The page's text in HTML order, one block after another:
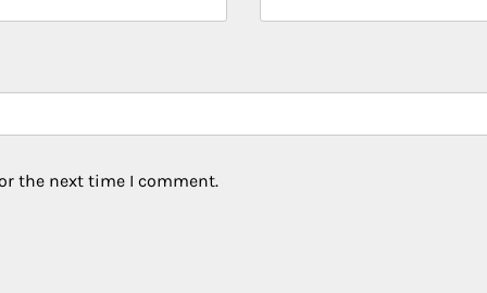
the next time I comment.